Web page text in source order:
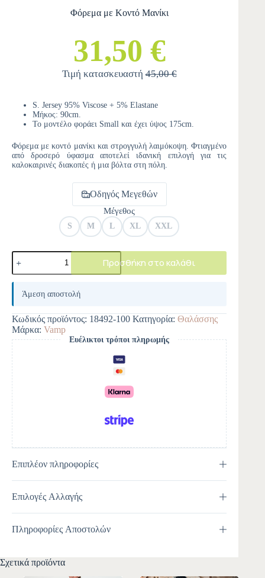
Φόρεμα με Κοντό Μανίκι
31,50 €
Τιμή κατασκευαστή45,00 €
S. Jersey 95% Viscose + 5% Elastane
Μήκος: 90cm.
Το μοντέλο φοράει Small και έχει ύψος 175cm.
Φόρεμα με κοντό μανίκι και στρογγυλή λαιμόκοψη. Φτιαγμένο
από δροσερό ύφασμα αποτελεί ιδανική επιλογή για τις
καλοκαιρινές διακοπές ή μια βόλτα στη πόλη.
Οδηγός Μεγεθών
Μέγεθος
S M L XL XXL
Προσθήκη στο καλάθι
A
e
r
n
a
t
i
v
e
:
Άμεση αποστολή
Κωδικός προϊόντος: 18492-100 Κατηγορία: Θαλάσσης
Μάρκα: Vamp
Ευέλικτοι τρόποι πληρωμής
Επιπλέον πληροφορίες
Επιλογές Αλλαγής
Πληροφορίες Αποστολών
Σχετικά προϊόντα